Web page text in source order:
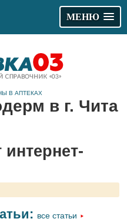
МЕНЮ
В АПТЕКАХ
в г. Чита
все статьи